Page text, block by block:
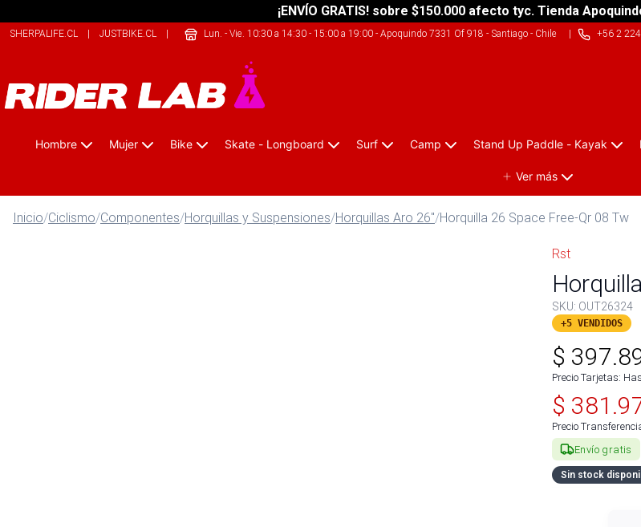
¡ENVÍO GRATIS! sobre $150.000 afecto tyc. Tienda
SHERPALIFE.CL | JUSTBIKE.CL | 209SPORTS.CL
Lun. - Vie. 10:30 a 14:30 - 15:00 a 19:00- Apoquindo 7331 Of 918 - Santiago - Chile| +56 2
Hombre Mujer Bike Skate - Longboard Surf Camp Stand Up Paddle - Kayak
Ver más
Inicio/Ciclismo/Componentes/Horquillas y Suspensiones/Horquillas Aro 26"/Horquilla 26 Space Free-Qr 08 Tw
Rst
SKU: OUT26324
+5 VENDIDOS
$
Precio Tarjetas:
$
Precio
Envío gratis
Sin stock